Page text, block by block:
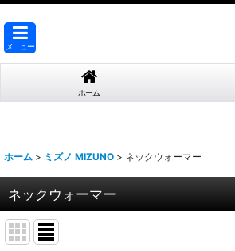
メニュー
ホーム
ホーム > ミズノ MIZUNO > ネックウォーマー
ネックウォーマー